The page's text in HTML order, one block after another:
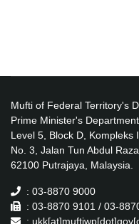
Mufti of Federal Territory's
Prime Minister's Department
Level 5, Block D, Kompleks
No. 3, Jalan Tun Abdul
62100 Putrajaya, Malaysia.
: 03-8870 9000
: 03-8870 9101 / 03-
: